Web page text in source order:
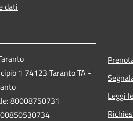
dati
1 74123 Taranto TA -
80008750731
Leggi